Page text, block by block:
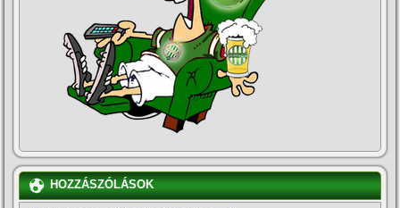
HOZZÁSZÓLÁSOK